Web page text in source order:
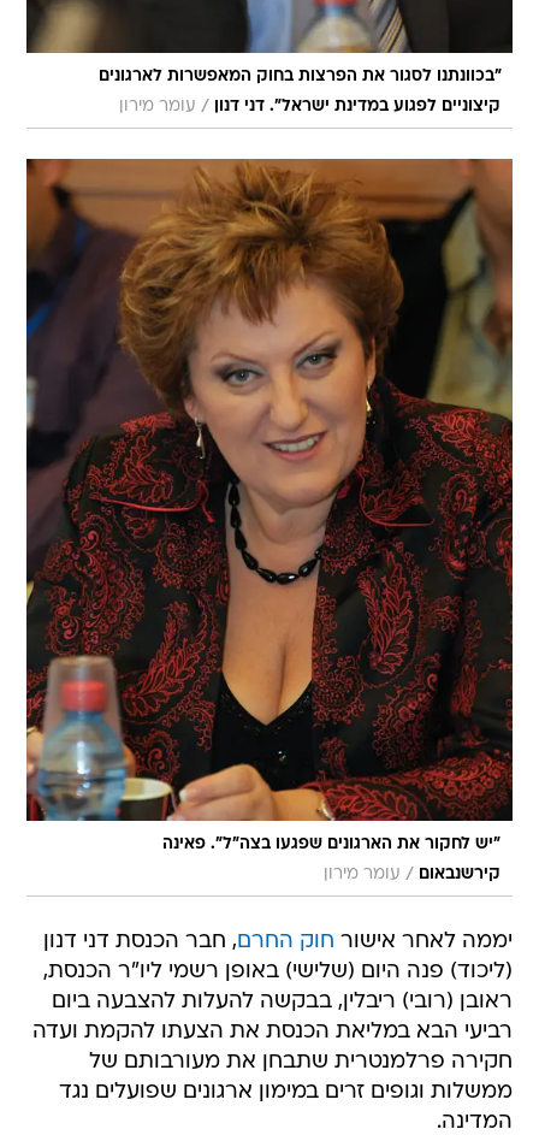
"בכוונתנו לסגור את הפרצות בחוק המאפשרות לארגונים
קיצוניים לפגוע במדינת ישראל". דני דנון
/ עומר מירון
"יש לחקור את הארגונים שפגעו בצה"ל". פאינה
קירשנבאום
/ עומר מירון
יממה לאחר אישור חוק החרם, חבר הכנסת דני דנון
(ליכוד) פנה היום (שלישי) באופן רשמי ליו"ר הכנסת,
ראובן (רובי) ריבלין, בבקשה להעלות להצבעה ביום
רביעי הבא במליאת הכנסת את הצעתו להקמת ועדה
חקירה פרלמנטרית שתבחן את מעורבותם של
ממשלות וגופים זרים במימון ארגונים שפועלים נגד
המדינה.